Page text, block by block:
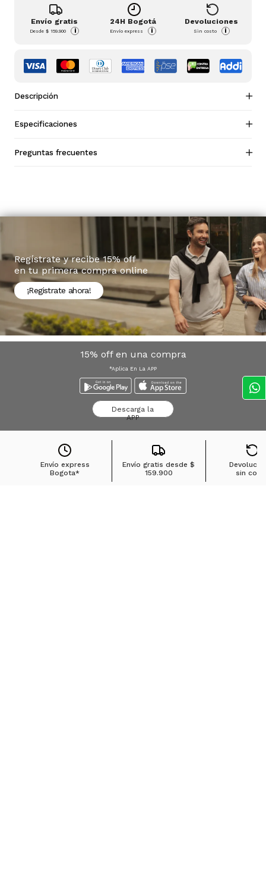
Envío gratis
Desde$ 159.900 i
24H Bogotá
Envío express i
Devoluciones
Sin costo i
Descripción
Especificaciones
Preguntas frecuentes
Regístrate y recibe 15% off
en tu primera compra online
¡Registrate ahora!
15% off en una compra
*Aplica En La APP
Descarga la
APP
Envío express
Bogota*
Envío gratis desde$
159.900
sin